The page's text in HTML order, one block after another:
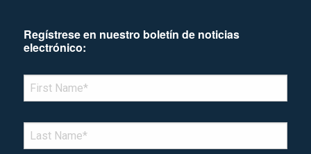
Regístrese en nuestro boletín de noticias
electrónico:
*Denotes required field
FIRST NAME
LAST NAME*